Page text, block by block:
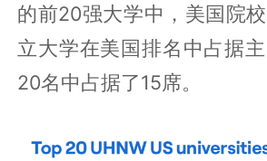
的前20强大学中，美国院
立大学在美国排名中占据
20名中占据了15席。